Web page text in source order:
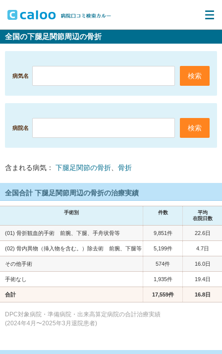
全国の下腿足関節周辺の骨折
病気名
病院名
含まれる病気： 下腿足関節の骨折 骨折
全国合計 下腿足関節周辺の骨折の治療実績
手術別 件数
平均
在院日数
(01) 骨折観血的手術 前腕、下腿、手舟状骨等 9,851件 22.6日
(02) 骨内異物（挿入物を含む。）除去術 前腕、下腿等 5,199件 4.7日
その他手術 574件 16.0日
手術なし 1,935件 19.4日
合計 17,559件 16.8日
DPC対象病院・準備病院・出来高算定病院の合計治療実績
(2024年4月〜2025年3月退院患者)